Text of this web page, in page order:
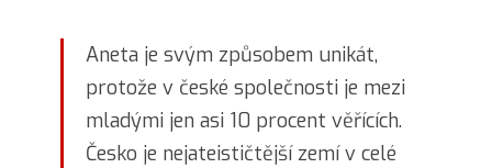
Aneta je svým způsobem unikát,
protože v české společnosti je mezi
mladými jen asi 10 procent věřících.
Česko je nejateističtější zemí v celé